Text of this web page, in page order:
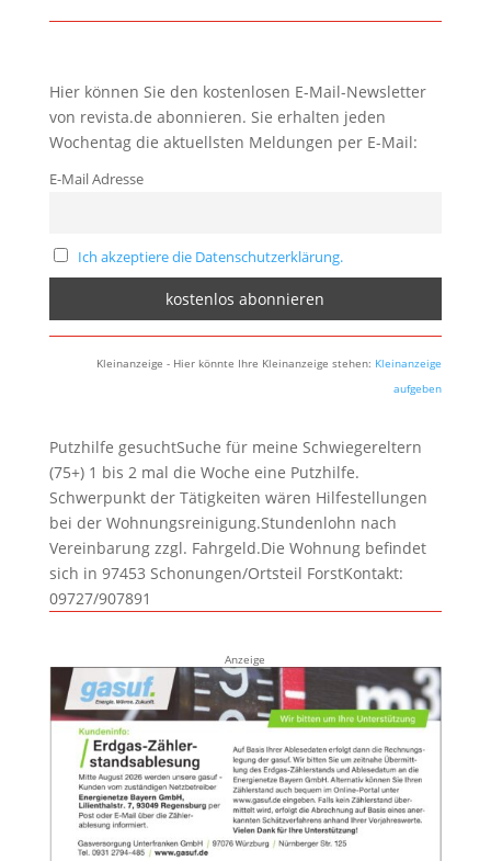
Hier können Sie den kostenlosen E-Mail-Newsletter
von revista.de abonnieren. Sie erhalten jeden
Wochentag die aktuellsten Meldungen per E-Mail:
E-Mail Adresse
Ich akzeptiere die Datenschutzerklärung.
Kleinanzeige - Hier könnte Ihre Kleinanzeige stehen: Kleinanzeige
aufgeben
Putzhilfe gesuchtSuche für meine Schwiegereltern
(75+) 1 bis 2 mal die Woche eine Putzhilfe.
Schwerpunkt der Tätigkeiten wären Hilfestellungen
bei der Wohnungsreinigung.Stundenlohn nach
Vereinbarung zzgl. Fahrgeld.Die Wohnung befindet
sich in 97453 Schonungen/Ortsteil ForstKontakt:
09727/907891
Anzeige